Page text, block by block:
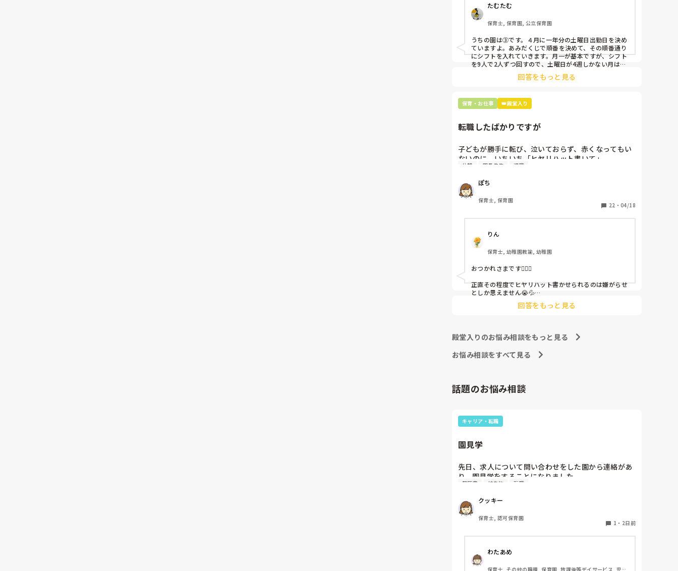
①土曜日の希望休は2日まで、と制限をかける
②毎月、必ず土曜保育に入ることのできる日を1日だ
けピックアップしてもらう
③仮シフトが出た時、土曜出勤が難しければ自身で代
わりの人を交渉して見つけてもらう
上記のいずれかの対策を取り入れることを考えていま
たむたむ
保育士, 保育園, 公立保育園
うちの園は③です。４月に一年分の土曜日出勤日を決め
ていますよ。あみだくじで順番を決めて、その順番通り
にシフトを入れていきます。月一が基本ですが、シフト
を9人で2人ずつ回すので、土曜日が4週しかない月は無
しの時もありますよ。その土曜日が出られない人は、同
じシフト時間の人と自分で交代して貰い、主任に報告し
回答をもっと見る
保育・お仕事 👑殿堂入り
転職したばかりですが
子どもが勝手に転び、泣いておらず、赤くなってもい
ないのに、いちいち「ヒヤリハット書いて」
と書かされ
休憩時間に書くしかなく、辛いです
（そう言う本人は書かない）
しかも、上司に↑この内容でも
「どうしたらなくせるか」
呼ばれて一緒に対策を考えさせられること多数
これだけで30〜40分拘束されて辛いです
皆さんの園はどうですか?
休憩 園長先生 退職
ぽち
保育士, 保育園
22 ・ 04/18
りん
保育士, 幼稚園教諭, 幼稚園
おつかれさまです🙇🏻‍♀️
正直その程度でヒヤリハット書かせられるのは嫌がらせ
としか思えません😭💦
他の先生方も同様のことをされているのでしょうか？
回答をもっと見る
殿堂入りのお悩み相談をもっと見る
お悩み相談をすべて見る
話題のお悩み相談
キャリア・転職
園見学
先日、求人について問い合わせをした園から連絡があ
り、園見学をすることになりました。
私としては求人に応募したという認識ですが、『園見
物について質問しましたが、見学なので特にありませ
んとのこと
このような場合は本当に見学だけで終了なのでしょう
それとも、やはり履歴書や職務経歴書を持参した方が
良いのでしょうか？
履歴書 持ち物 転職
クッキー
保育士, 認可保育園
1 ・ 2日前
わたあめ
保育士, その他の職種, 保育園, 放課後等デイサービス, 児童